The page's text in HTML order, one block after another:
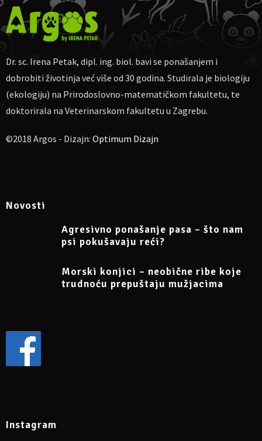
Ako nekome više odgovara, moguća uplata na
PayPal
dr.sc.irena.petak@gmail.com
Molim naznačiti: „Za webinar o separacijskoj anksioznosti pasa
dr.sc.irena.petak@gmail.com
Napomena: sudjelovanje na webinaru može se otkazati
najkasnije 24 sata prije početka.
https://www.facebook.com/events/237635395052267
Dr. sc. Irena Petak, dipl. ing. biol. bavi se ponašanjem i
dobrobiti životinja već više od 30 godina. Studirala je biologiju
(ekologiju) na Prirodoslovno-matematičkom fakultetu, te
doktorirala na Veterinarskom fakultetu u Zagrebu.
©2018 Argos - Dizajn: Optimum Dizajn
Novosti
Agresivno ponašanje pasa – što nam
psi pokušavaju reći?
Morski konjici – neobične ribe koje
trudnoću prepuštaju mužjacima
Instagram